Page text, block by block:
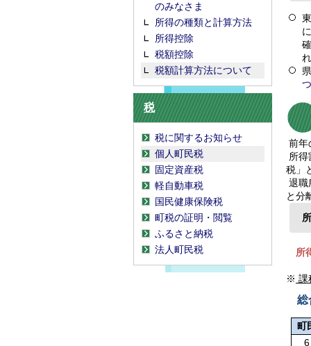
のみなさま
所得の種類と計算方法
所得控除
税額控除
税額計算方法について
税
税に関するお知らせ
個人町民税
固定資産税
軽自動車税
国民健康保険税
町税の証明・閲覧
ふるさと納税
法人町民税
前年
所得
税」
退職
と分
所
※ 課
総
町